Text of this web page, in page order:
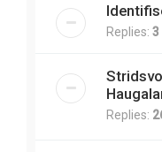
Replies: 3
Replies: